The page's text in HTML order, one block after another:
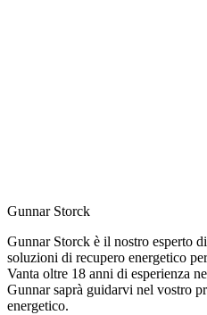
Gunnar Storck
Gunnar Storck è il nostro esperto
soluzioni di recupero energetico
Vanta oltre 18 anni di esperienza
Gunnar saprà guidarvi nel vostro
energetico.